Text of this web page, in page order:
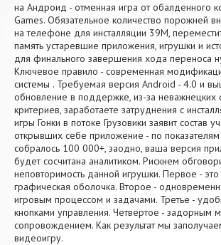
на Андроид - отменная игра от обалденного
Games. Обязательное количество порожней
на телефоне для инсталляции 39M,
память устаревшие приложения, игрушки и
для финального завершения хода переноса
Ключевое правило - современная
системы . Требуемая версия Android - 4.0 и
обновление в поддержке, из-за неважнецких
критериев, заработаете затруднения с
игры Гонки в потоке Грузовики заявит состав
открывших себе приложение - по
собралось 100 000+, заодно, ваша версия
будет сосчитана аналитиком. Рискнем
неповторимость данной игрушки. Первое -
графическая оболочка. Второе -
игровым процессом и задачами. Третье -
кнопками управления. Четвертое - задорным
сопровождением. Как результат мы
видеоигру.